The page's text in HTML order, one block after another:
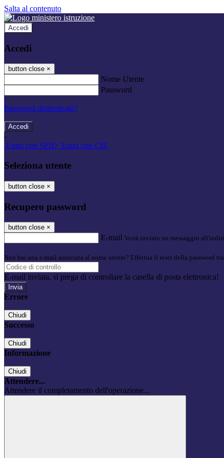
Salta al contenuto
Accedi
Accedi
button close ×
Nome Utente
Password
Password dimenticata?
-
Entra con SPID Entra con CIE
Seleziona utente
button close ×
Recupero password
button close ×
E-mail Verrà inviato un messaggio
Non hai una e-mail associata al nome utente? Effettua il reset della password
E-mail inviata, si prega di controllare la casella di posta elettronica!
Errore
Chiudi
Successo
Chiudi
Informazione
Chiudi
Attendere...
Attendere il completamento dell'operazione...